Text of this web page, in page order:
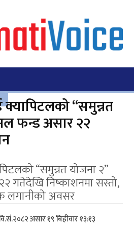
“समुन्नत
फन्ड असार २२
“समुन्नत योजना २”
गतेदेखि निष्काशनमा सस्तो,
लगानीको अवसर
असार १९ बिहीवार १३:१३